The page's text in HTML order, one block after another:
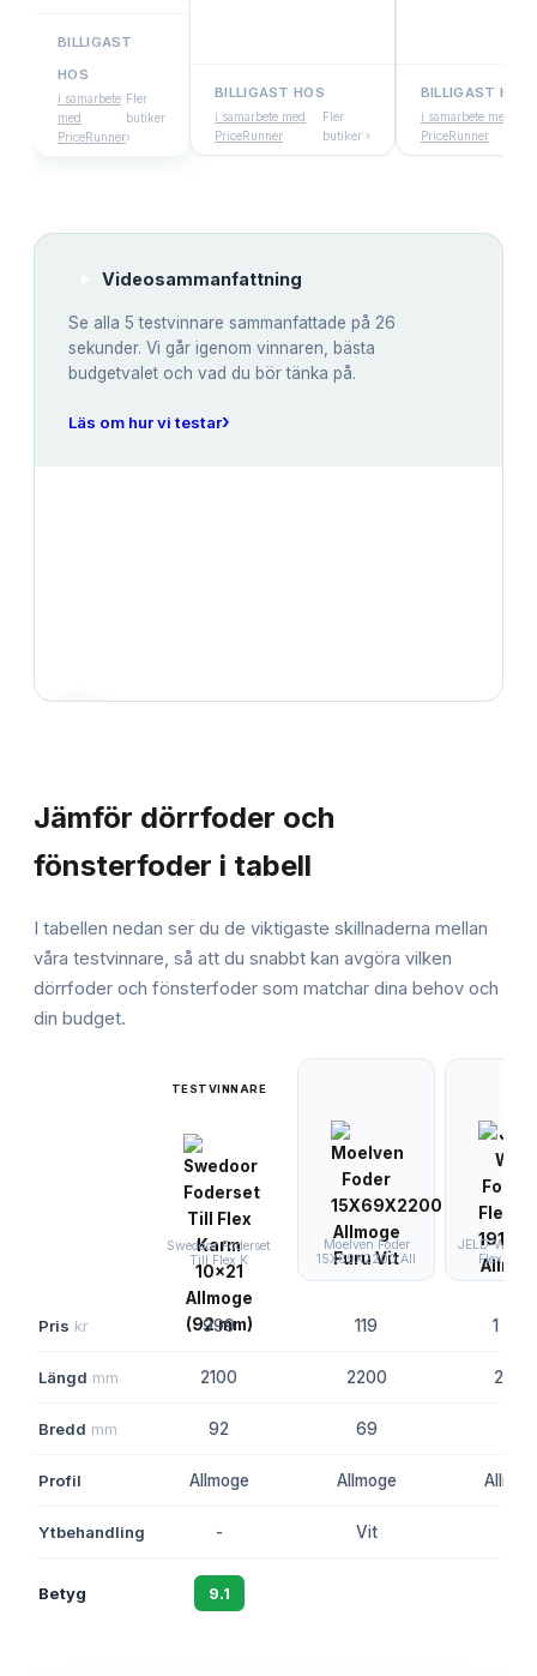
BILLIGAST
HOS
i samarbete
med
PriceRunner
Fler
butiker
›
BILLIGAST HOS
i samarbete med
PriceRunner
Fler
butiker ›
BILLIGAST HOS
i samarbete med
PriceRunner
Videosammanfattning
Se alla 5 testvinnare sammanfattade på 26
sekunder. Vi går igenom vinnaren, bästa
budgetvalet och vad du bör tänka på.
Läs om hur vi testar›
Jämför dörrfoder och
fönsterfoder i tabell
I tabellen nedan ser du de viktigaste skillnaderna mellan
våra testvinnare, så att du snabbt kan avgöra vilken
dörrfoder och fönsterfoder som matchar dina behov och
din budget.
TESTVINNARE
Swedoor Foderset
Till Flex K
Moelven Foder
15X69X2200 All
JELD-WEN
Flexkarm
Pris kr 999 119 1 065
Längd mm 2100 2200 2089
Bredd mm 92 69
Profil Allmoge Allmoge
Ytbehandling - Vit
Betyg 9.1